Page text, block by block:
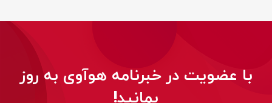
با عضویت در خبرنامه هوآوی به روز